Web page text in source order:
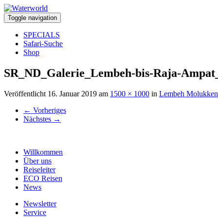
Toggle navigation
SPECIALS
Safari-Suche
Shop
SR_ND_Galerie_Lembeh-bis-Raja-
Veröffentlicht 16. Januar 2019 am 1500 × 1000 in Lembeh
← Vorheriges
Nächstes →
Willkommen
Über uns
Reiseleiter
ECO Reisen
News
Newsletter
Service